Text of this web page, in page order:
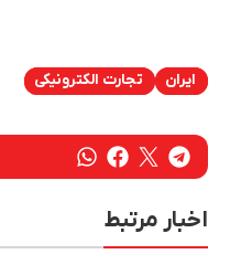
ایران تجارت الکترونیکی
اخبار مرتبط